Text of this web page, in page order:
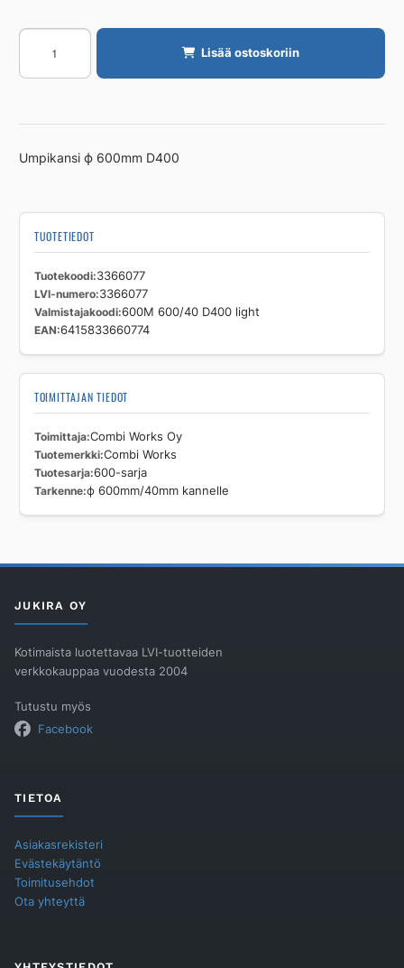
Kansi
(pyöreä)
Combi
600-
ϕ
Lisää ostoskoriin
Umpikansi ϕ 600mm D400
TUOTETIEDOT
Tuotekoodi 3366077
LVI-numero 3366077
Valmistajakoodi 600M 600/40 D400 light
EAN 6415833660774
TOIMITTAJAN TIEDOT
Toimittaja Combi Works Oy
Tuotemerkki Combi Works
Tuotesarja 600-sarja
Tarkenne ϕ 600mm/40mm kannelle
JUKIRA OY
Kotimaista luotettavaa LVI-tuotteiden
verkkokauppaa vuodesta 2004
Tutustu myös
Facebook
TIETOA
Asiakasrekisteri
Evästekäytäntö
Toimitusehdot
Ota yhteyttä